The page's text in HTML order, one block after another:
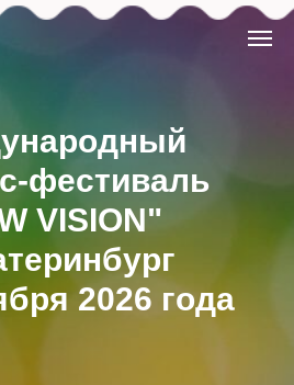
фестиваль
VISION"
2026 года